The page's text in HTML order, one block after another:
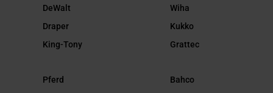
DeWalt
Draper
King-Tony
Wiha
Kukko
Grattec
Pferd
Bahco